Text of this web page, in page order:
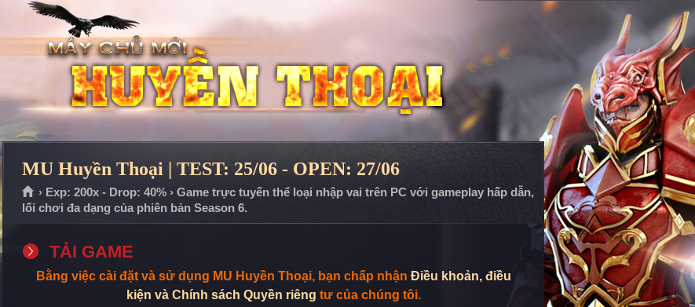
MU Huyền Thoại | TEST: 25/06 - OPEN: 27/06
› Exp: 200x - Drop: 40% › Game trực tuyến thể loại nhập vai trên PC với gameplay hấp dẫn,
lối chơi đa dạng của phiên bản Season 6.
TẢI GAME
Bằng việc cài đặt và sử dụng MU Huyền Thoại, bạn chấp nhận Điều khoản, điều
kiện và Chính sách Quyền riêng tư của chúng tôi.